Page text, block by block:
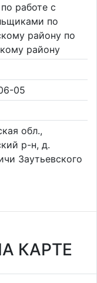
работе с
по
району по
району
05
обл.,
р-н, д.
Заутьевского
КАРТЕ